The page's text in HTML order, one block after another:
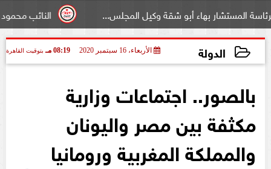
النائب محمود سامي
بهاء أبو شقة وكيل المجلس...
الدولة الأربعاء، 16 سبتمبر 2020 08:19 مـ بتوقيت القاهرة
بالصور.. اجتماعات وزارية
مكثفة بين مصر واليونان
والمملكة المغربية ورومانيا